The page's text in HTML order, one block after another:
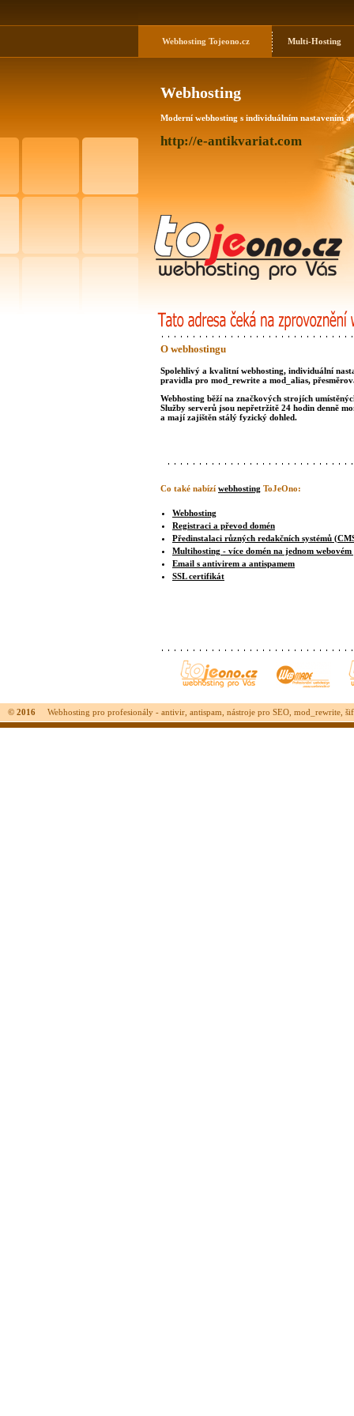
Webhosting Tojeono.cz Multi-Hosting
Webhosting
Moderní webhosting s individuálním nastavením a
http://e-antikvariat.com
O webhostingu
Spolehlivý a kvalitní webhosting, individuální
pravidla pro mod_rewrite a mod_alias,
Webhosting běží na značkových strojích
Služby serverů jsou nepřetržitě 24 hodin denně
a mají zajištěn stálý fyzický dohled.
Co také nabízí webhosting ToJeOno:
Webhosting
Registraci a převod domén
Předinstalaci různých redakčních systémů
Multihosting - více domén na jednom
Email s antivirem a antispamem
SSL certifikát
© 2016 Webhosting pro profesionály - antivir, antispam, nástroje pro SEO, mod_rewrite,